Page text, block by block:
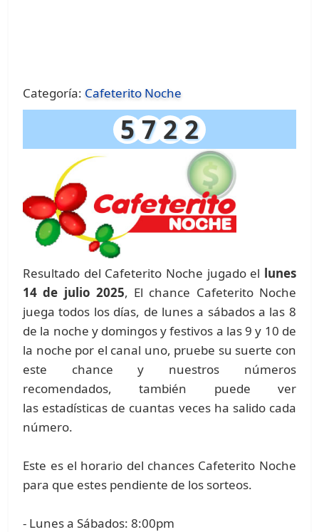
Categoría: Cafeterito Noche
5 7 2 2
Resultado del Cafeterito Noche jugado el lunes
14 de julio 2025, El chance Cafeterito Noche
juega todos los días, de lunes a sábados a las 8
de la noche y domingos y festivos a las 9 y 10 de
la noche por el canal uno, pruebe su suerte con
este chance y nuestros números
recomendados, también puede ver
las estadísticas de cuantas veces ha salido cada
número.
Este es el horario del chances Cafeterito Noche
para que estes pendiente de los sorteos.
- Lunes a Sábados: 8:00pm